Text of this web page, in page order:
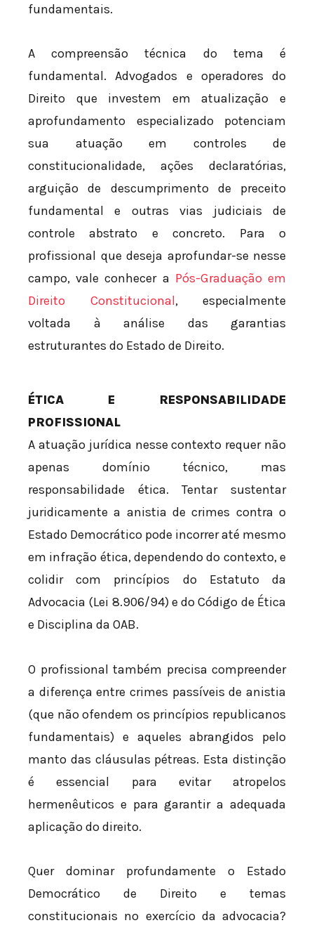
fundamentais.
A compreensão técnica do tema é
fundamental. Advogados e operadores do
Direito que investem em atualização e
aprofundamento especializado potenciam
sua atuação em controles de
constitucionalidade, ações declaratórias,
arguição de descumprimento de preceito
fundamental e outras vias judiciais de
controle abstrato e concreto. Para o
profissional que deseja aprofundar-se nesse
campo, vale conhecer a Pós-Graduação em
Direito Constitucional, especialmente
voltada à análise das garantias
estruturantes do Estado de Direito.
ÉTICA E RESPONSABILIDADE
PROFISSIONAL
A atuação jurídica nesse contexto requer não
apenas domínio técnico, mas
responsabilidade ética. Tentar sustentar
juridicamente a anistia de crimes contra o
Estado Democrático pode incorrer até mesmo
em infração ética, dependendo do contexto, e
colidir com princípios do Estatuto da
Advocacia (Lei 8.906/94) e do Código de Ética
e Disciplina da OAB.
O profissional também precisa compreender
a diferença entre crimes passíveis de anistia
(que não ofendem os princípios republicanos
fundamentais) e aqueles abrangidos pelo
manto das cláusulas pétreas. Esta distinção
é essencial para evitar atropelos
hermenêuticos e para garantir a adequada
aplicação do direito.
Quer dominar profundamente o Estado
Democrático de Direito e temas
constitucionais no exercício da advocacia?